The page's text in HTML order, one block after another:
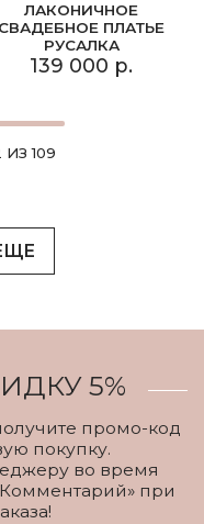
ЛАКОНИЧНОЕ
СВАДЕБНОЕ ПЛАТЬЕ
РУСАЛКА
139 000 р.
109
5%
промо-код
покупку.
во время
при